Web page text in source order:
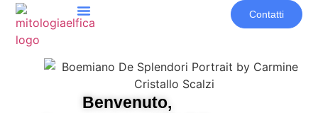
Contatti
Benvenuto,